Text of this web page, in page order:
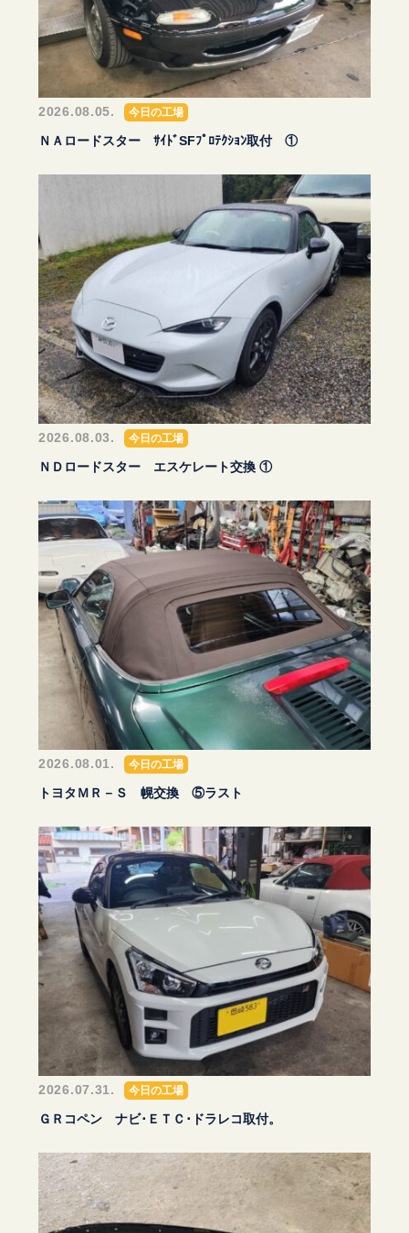
2026.08.05. 今日の工場
ＮＡロードスター ｻｲﾄﾞSFﾌﾟﾛﾃｸｼｮﾝ取付 ①
2026.08.03. 今日の工場
ＮＤロードスター エスケレート交換 ①
2026.08.01. 今日の工場
トヨタＭＲ－Ｓ 幌交換 ⑤ラスト
2026.07.31. 今日の工場
ＧＲコペン ナビ･ＥＴＣ･ドラレコ取付。